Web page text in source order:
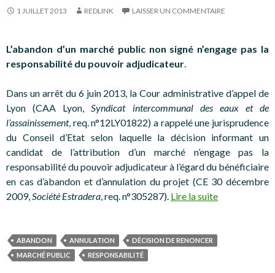
1 JUILLET 2013 REDLINK LAISSER UN COMMENTAIRE
L’abandon d’un marché public non signé n’engage pas la
responsabilité du pouvoir adjudicateur.
Dans un arrêt du 6 juin 2013, la Cour administrative d’appel de
Lyon (CAA Lyon,Syndicat intercommunal des eaux et de
l’assainissement, req. n°12LY01822) a rappelé une jurisprudence
du Conseil d’Etat selon laquelle la décision informant un
candidat de l’attribution d’un marché n’engage pas la
responsabilité du pouvoir adjudicateur à l’égard du bénéficiaire
en cas d’abandon et d’annulation du projet (CE 30 décembre
2009,Société Estradera, req. n°305287). Lire la suite
ABANDON ANNULATION
DÉCISION DE RENONCER
MARCHÉ PUBLIC
RESPONSABILITÉ